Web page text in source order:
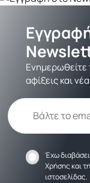
αφίξεις και
Έχω
Χρήσηςκαι
ιστοσελίδας.